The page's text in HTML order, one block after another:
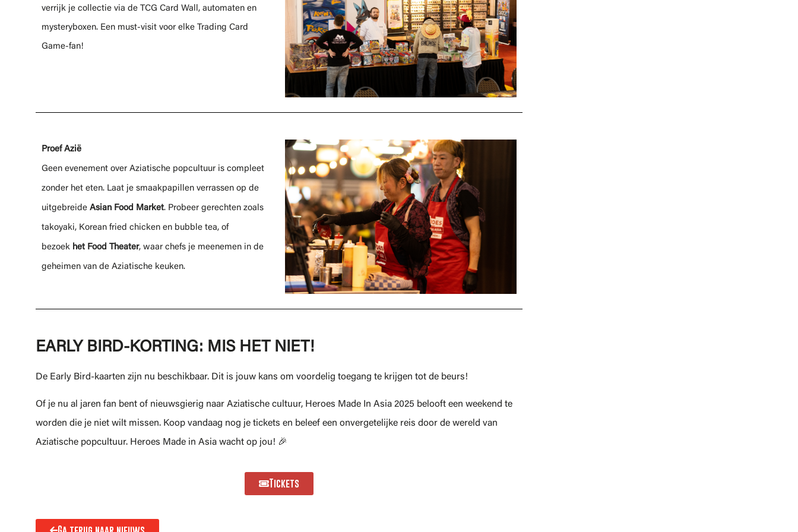
verrijk je collectie via de TCG Card Wall, automaten en
mysteryboxen. Een must-visit voor elke Trading Card
Game-fan!
Proef Azië
Geen evenement over Aziatische popcultuur is compleet
zonder het eten. Laat je smaakpapillen verrassen op de
uitgebreide Asian Food Market. Probeer gerechten zoals
takoyaki, Korean fried chicken en bubble tea, of
bezoek het Food Theater, waar chefs je meenemen in de
geheimen van de Aziatische keuken.
EARLY BIRD-KORTING: MIS HET NIET!
De Early Bird-kaarten zijn nu beschikbaar. Dit is jouw kans om voordelig toegang te krijgen tot de beurs!
Of je nu al jaren fan bent of nieuwsgierig naar Aziatische cultuur, Heroes Made In Asia 2025 belooft een weekend te
worden die je niet wilt missen. Koop vandaag nog je tickets en beleef een onvergetelijke reis door de wereld van
Aziatische popcultuur. Heroes Made in Asia wacht op jou! 🎉
Tickets